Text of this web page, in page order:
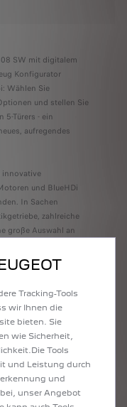
SW mit digitalem
Konfigurator
Wählen Sie
und stellen Sie
5-Türers - ein
aufregendes
innovative
und BlueHDi
In Sachen
zahlreiche
große Auswahl an
Plug-In Hybrid
er ein ebenso
Ihnen eine neue
und Zubehör-
Tracking-Tools
wir Ihnen die
bieten. Sie
wie Sicherheit,
Tools
und Leistung durch
und
unser Angebot